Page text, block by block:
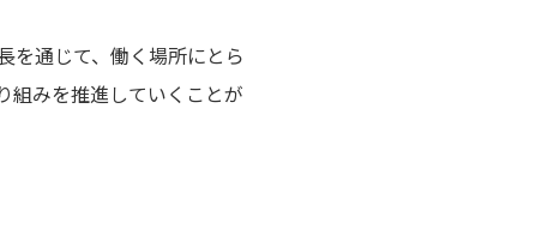
を通じて、働く場所にとら
組みを推進していくことが